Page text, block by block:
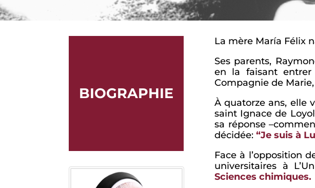
BIOGRAPHIE
La mère María Félix
Ses parents,
en la faisant
Compagnie de
À quatorze ans, elle
saint Ignace de
sa réponse
décidée: “Je suis à
Face à l’opposition
universitaires à
Sciences chimiques.